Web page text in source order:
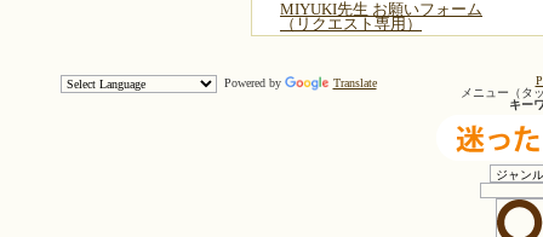
MIYUKI先生 お願いフォーム
（リクエスト専用）
メニュー（タ
キー
Powered by Translate